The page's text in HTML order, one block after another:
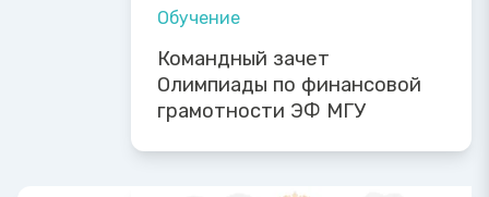
Обучение
Командный зачет
Олимпиады по финансовой
грамотности ЭФ МГУ